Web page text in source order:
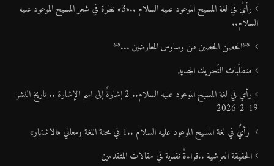
رأيٌ في لغة المسيح الموعود عليه السلام ..«3» نظرة في شعر المسيح الموعود عليه
السلام..
**الحصن الحصين من وساوس المعارضين ...**
متطلَّبات التّحريك الجديد
رأي في لغة المسيح الموعود عليه السلام.. 2 إشارةٌ إلى اسم الإشارة .. تاريخ النشر:
19-2-2026
رأيٌ في لغة المسيح الموعود عليه السلام ..1 في محنة اللغة ومعاني «الاشتهار»
الحقيقة العرشية ..قراءةٌ نقدية في مقالات المتقدمين